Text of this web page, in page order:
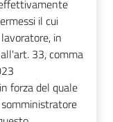
il cui
in
33, comma
forza del quale